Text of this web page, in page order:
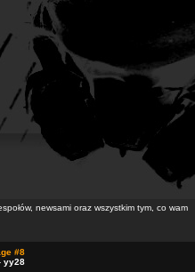
newsami oraz wszystkim tym, co wam
#8
yy28